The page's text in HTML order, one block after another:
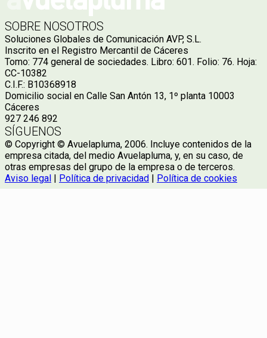
SOBRE NOSOTROS
Soluciones Globales de Comunicación AVP, S.L.
Inscrito en el Registro Mercantil de Cáceres
Tomo: 774 general de sociedades. Libro: 601. Folio: 76. Hoja:
CC-10382
C.I.F.: B10368918
Domicilio social en Calle San Antón 13, 1º planta 10003
Cáceres
927 246 892
SÍGUENOS
© Copyright © Avuelapluma, 2006. Incluye contenidos de la
empresa citada, del medio Avuelapluma, y, en su caso, de
otras empresas del grupo de la empresa o de terceros.
Aviso legal | Política de privacidad | Política de cookies